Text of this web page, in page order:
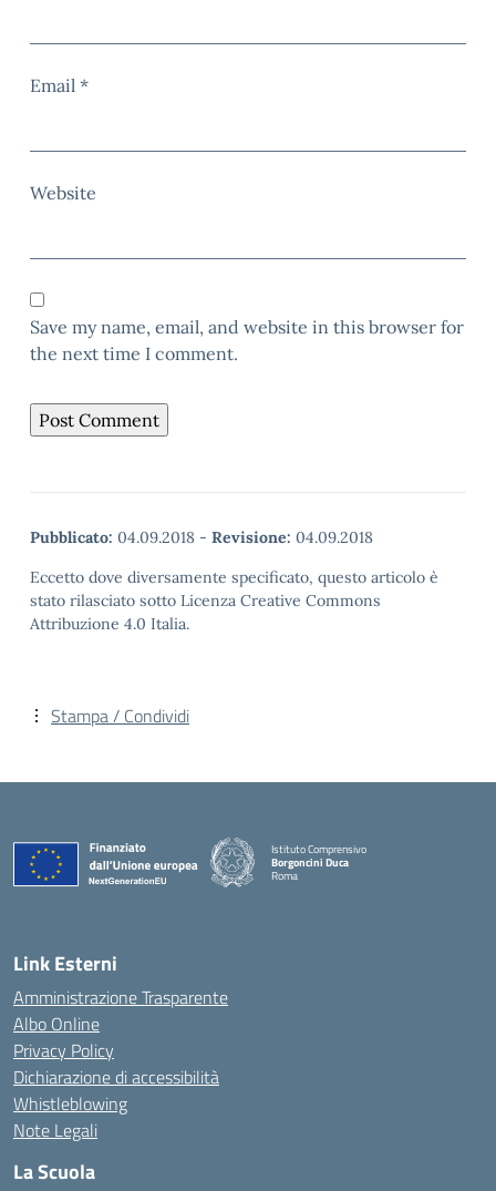
Email *
Website
Save my name, email, and website in this browser for
the next time I comment.
Pubblicato: 04.09.2018 - Revisione: 04.09.2018
Eccetto dove diversamente specificato, questo articolo è
stato rilasciato sotto Licenza Creative Commons
Attribuzione 4.0 Italia.
Stampa / Condividi
Istituto Comprensivo
Borgoncini Duca
Roma
Link Esterni
Amministrazione Trasparente
Albo Online
Privacy Policy
Dichiarazione di accessibilità
Whistleblowing
Note Legali
La Scuola